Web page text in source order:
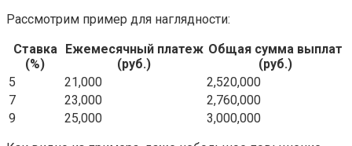
Рассмотрим пример для наглядности:
Ставка
(%)
Ежемесячный платеж
(руб.)
Общая сумма выплат
(руб.)
5
21,000
2,520,000
7
23,000
2,760,000
9
25,000
3,000,000